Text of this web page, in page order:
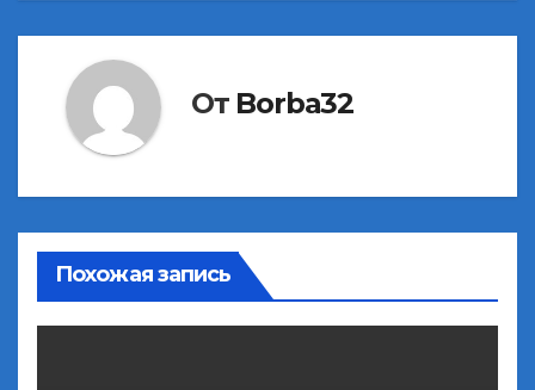
От Borba32
Похожая запись